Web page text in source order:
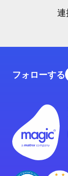
フォローする